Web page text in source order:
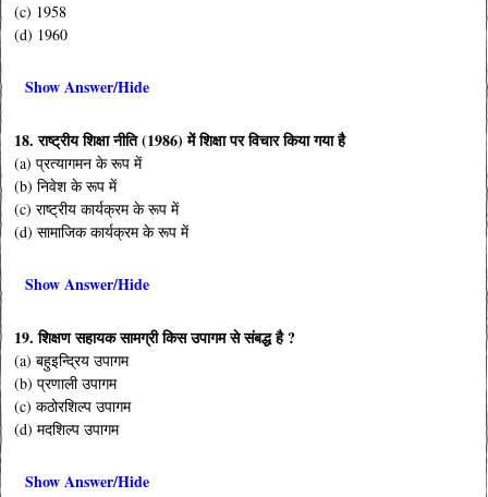
(c) 1958
(d) 1960
Show Answer/Hide
18. राष्ट्रीय शिक्षा नीति (1986) में शिक्षा पर विचार किया गया है
(a) प्रत्यागमन के रूप में
(b) निवेश के रूप में
(c) राष्ट्रीय कार्यक्रम के रूप में
(d) सामाजिक कार्यक्रम के रूप में
Show Answer/Hide
19. शिक्षण सहायक सामग्री किस उपागम से संबद्ध है ?
(a) बहुइन्द्रिय उपागम
(b) प्रणाली उपागम
(c) कठोरशिल्प उपागम
(d) मदशिल्प उपागम
Show Answer/Hide